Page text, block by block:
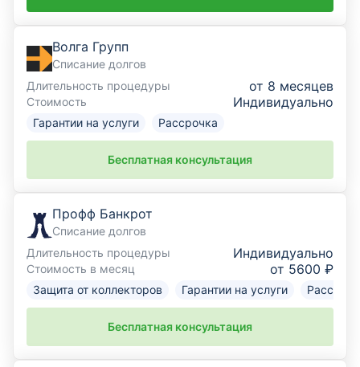
Волга Групп
Списание долгов
Длительность процедуры
от 8 месяцев
Стоимость Индивидуально
Гарантии на услуги Рассрочка
Бесплатная консультация
Профф Банкрот
Списание долгов
Длительность процедуры
Индивидуально
Стоимость в месяц от 5600 ₽
Защита от коллекторов Гарантии на услуги
Бесплатная консультация